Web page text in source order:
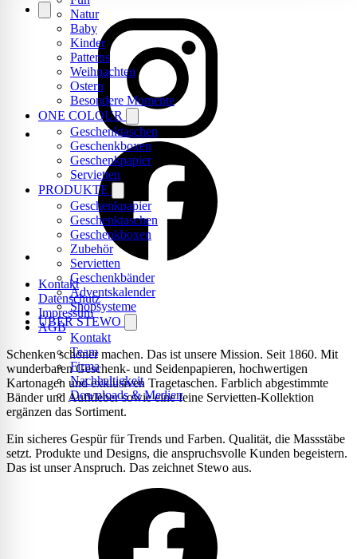
Natur
Baby
Kinder
Patterns
Weihnachten
Ostern
Besondere Momente
ONE COLOUR
Geschenktaschen
Geschenkboxen
Geschenkpapier
Servietten
PRODUKTE
Geschenkpapier
Geschenktaschen
Geschenkboxen
Zubehör
Servietten
Geschenkbänder
Adventskalender
Shopsysteme
ÜBER STEWO
Kontakt
Team
Firma
Nachhaltigkeit
Downloads & Medien
Kontakt
Datenschutz
Impressum
AGB
Schenken schöner machen. Das ist unsere Mission. Seit 1860. Mit
wunderbaren Geschenk- und Seidenpapieren, hochwertigen
Kartonagen und exklusiven Tragetaschen. Farblich abgestimmte
Bänder und Aufkleber sowie eine feine Servietten-Kollektion
ergänzen das Sortiment.
Ein sicheres Gespür für Trends und Farben. Qualität, die Massstäbe
setzt. Produkte und Designs, die anspruchsvolle Kunden begeistern.
Das ist unser Anspruch. Das zeichnet Stewo aus.